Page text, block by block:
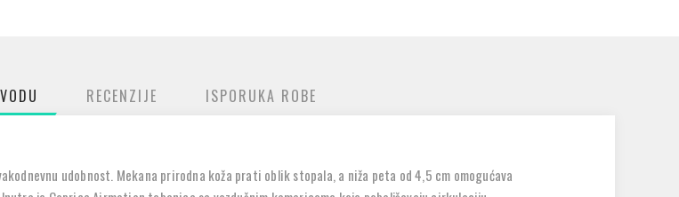
RECENZIJE ISPORUKA ROBE
udobnost. Mekana prirodna koža prati oblik stopala, a niža peta od 4,5 cm omogućava